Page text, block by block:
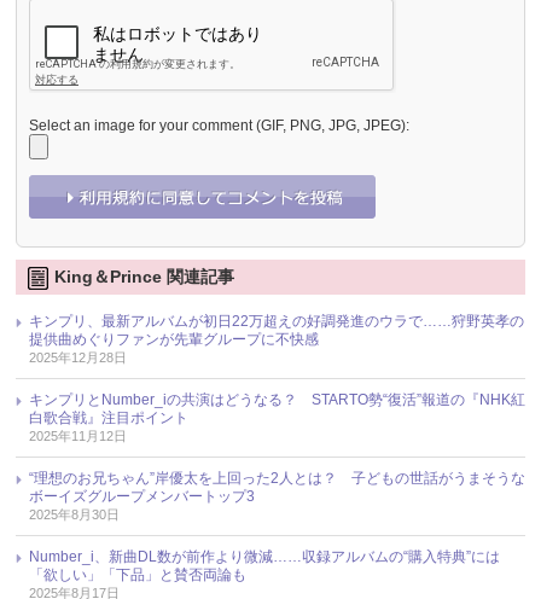
Select an image for your comment (GIF, PNG, JPG, JPEG):
King＆Prince 関連記事
キンプリ、最新アルバムが初日22万超えの好調発進のウラで……狩野英孝の
提供曲めぐりファンが先輩グループに不快感
2025年12月28日
キンプリとNumber_iの共演はどうなる？ STARTO勢“復活”報道の『NHK紅
白歌合戦』注目ポイント
2025年11月12日
“理想のお兄ちゃん”岸優太を上回った2人とは？ 子どもの世話がうまそうな
ボーイズグループメンバートップ3
2025年8月30日
Number_i、新曲DL数が前作より微減……収録アルバムの“購入特典”には
「欲しい」「下品」と賛否両論も
2025年8月17日